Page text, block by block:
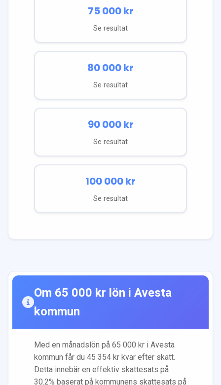
75 000kr
Se resultat
80 000kr
Se resultat
90 000kr
Se resultat
100 000kr
Se resultat
Om 65 000 kr lön i Avesta
kommun
Med en månadslön på 65 000 kr i Avesta
kommun får du 45 354 kr kvar efter skatt.
Detta innebär en effektiv skattesats på
30.2% baserat på kommunens skattesats på